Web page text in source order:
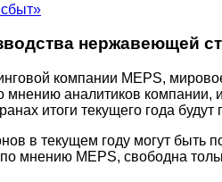
нержавеющей
компании MEPS,
мнению аналитиков компании,
итоги текущего года
в текущем году могут
мнению MEPS, свободна